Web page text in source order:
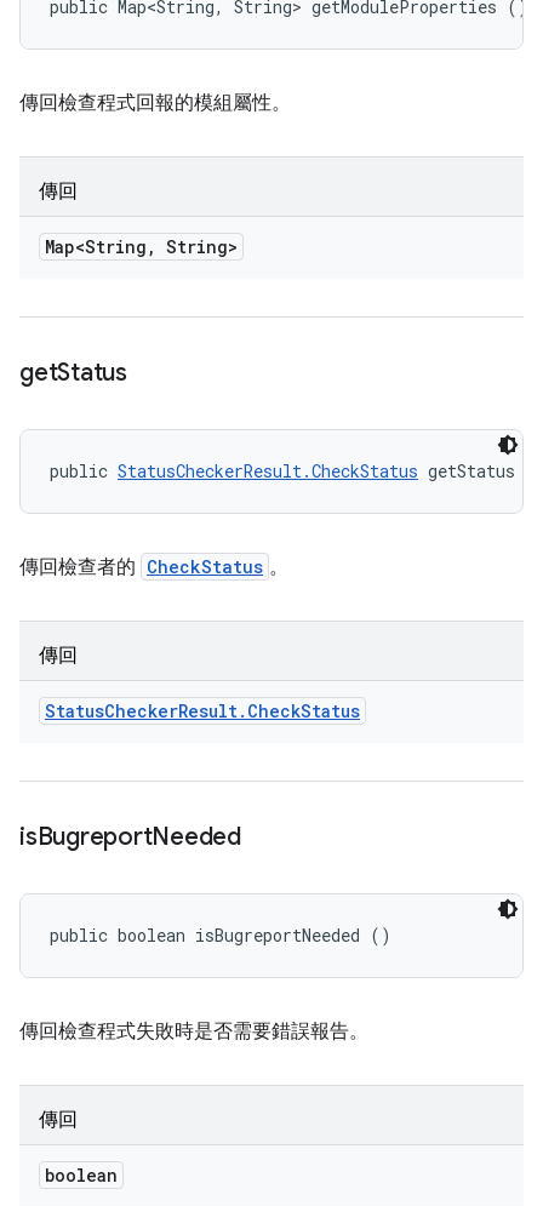
public Map<String, String> getModuleProperties ()
傳回檢查程式回報的模組屬性。
傳回
Map<String , String>
getStatus
public StatusCheckerResult.CheckStatus getStatus
傳回檢查者的 CheckStatus 。
傳回
StatusCheckerResult. CheckStatus
isBugreportNeeded
public boolean isBugreportNeeded ()
傳回檢查程式失敗時是否需要錯誤報告。
傳回
boolean